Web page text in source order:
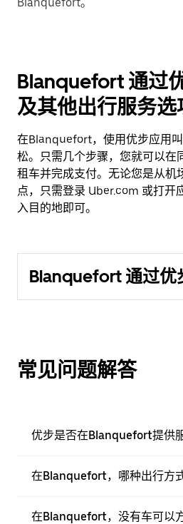
Blanquefort 通过
及其他出行服务选
在Blanquefort，使用优步应用
松。只需几个步骤，您就可以在
租车并完成支付。无论您是从机
点，只需登录 Uber.com 或打
入目的地即可。
Blanquefort 通过优
常见问题解答
优步是否在Blanquefort提供
在Blanquefort，哪种出行方
在Blanquefort，没有车可以